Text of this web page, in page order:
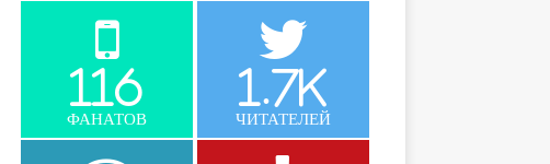
116
ФАНАТОВ
1.7K
ЧИТАТЕЛЕЙ